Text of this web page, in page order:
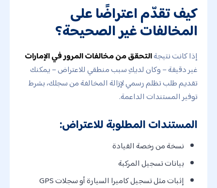
كيف تقدّم اعتراضًا على
المخالفات غير الصحيحة؟
إذا كانت نتيجةالتحقق من مخالفات المرور في الإمارات
غير دقيقة – وكان لديكِ سبب منطقي للاعتراض – يمكنك
تقديم طلب تظلم رسمي لإزالة المخالفة من سجلك، بشرط
توفير المستندات الداعمة.
المستندات المطلوبة للاعتراض:
نسخة من رخصة القيادة
بيانات تسجيل المركبة
إثبات مثل تسجيل كاميرا السيارة أو سجلات GPS